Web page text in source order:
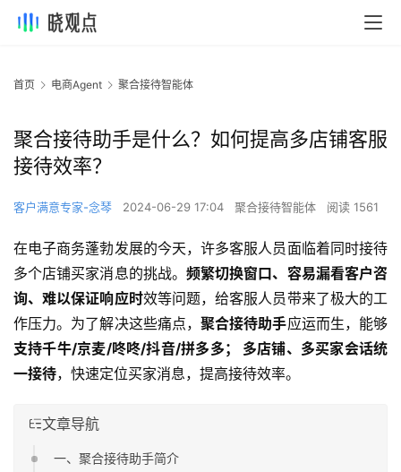
首页 电商Agent 聚合接待智能体
聚合接待助手是什么？如何提高多店铺客服
接待效率？
客户满意专家-念琴 2024-06-29 17:04 聚合接待智能体 阅读 1561
在电子商务蓬勃发展的今天，许多客服人员面临着同时接待
多个店铺买家消息的挑战。 频繁切换窗口、容易漏看客户咨
询、难以保证响应时效等问题，给客服人员带来了极大的工
作压力。为了解决这些痛点，聚合接待助手应运而生，能够
支持千牛/京麦/咚咚/抖音/拼多多； 多店铺、多买家会话统
一接待，快速定位买家消息，提高接待效率。
文章导航
一、聚合接待助手简介